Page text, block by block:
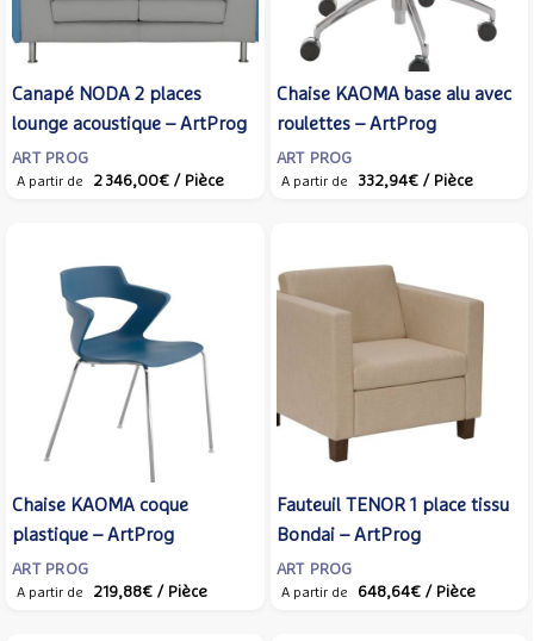
Canapé NODA 2 places
lounge acoustique – ArtProg
ART PROG
A partir de 2 346,00€ / Pièce
Chaise KAOMA base alu avec
roulettes – ArtProg
ART PROG
A partir de 332,94€ / Pièce
Chaise KAOMA coque
plastique – ArtProg
ART PROG
A partir de 219,88€ / Pièce
Fauteuil TENOR 1 place tissu
Bondai – ArtProg
ART PROG
A partir de 648,64€ / Pièce